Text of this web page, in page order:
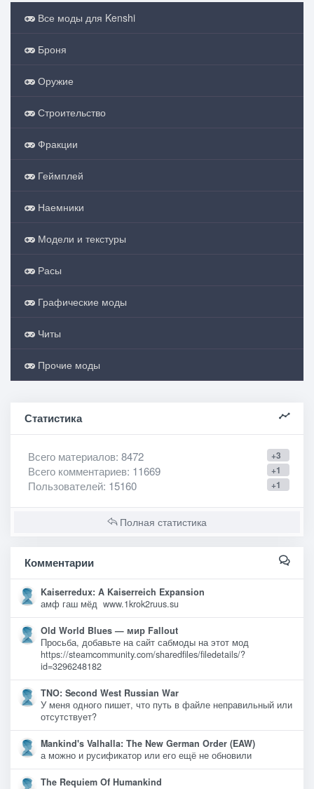
Все моды для Kenshi
Броня
Оружие
Строительство
Фракции
Геймплей
Наемники
Модели и текстуры
Расы
Графические моды
Читы
Прочие моды
Статистика
+3
Всего материалов: 8472
+1
Всего комментариев: 11669
+1
Пользователей: 15160
Полная статистика
Комментарии
Kaiserredux: A Kaiserreich Expansion
амф гаш мёд www.1krok2ruus.su
Old World Blues — мир Fallout
Просьба, добавьте на сайт сабмоды на этот мод
https://steamcommunity.com/sharedfiles/filedetails/?
id=3296248182
TNO: Second West Russian War
У меня одного пишет, что путь в файле неправильный или
отсутствует?
Mankind's Valhalla: The New German Order (EAW)
а можно и русификатор или его ещё не обновили
The Requiem Of Humankind